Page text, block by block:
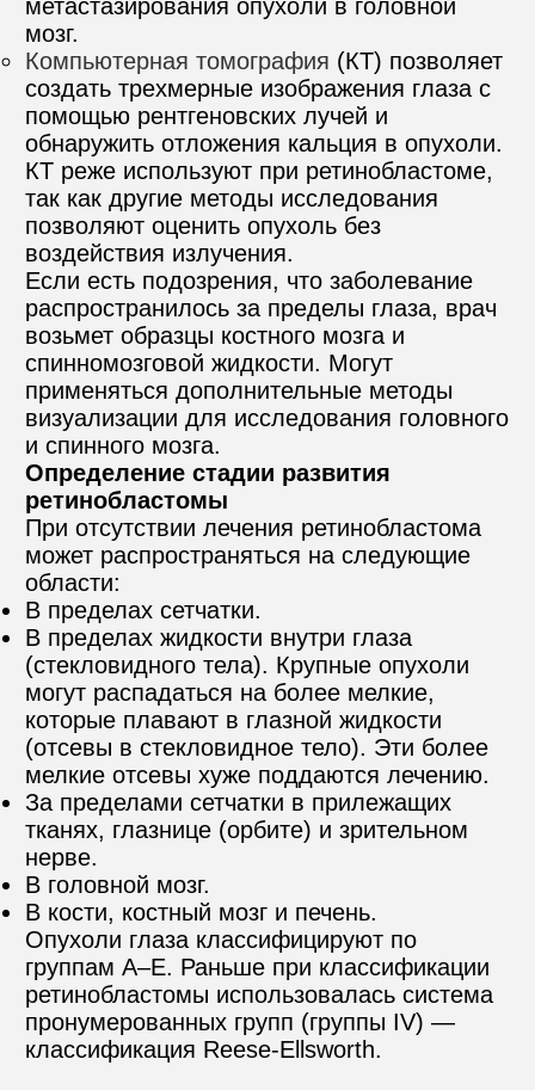
метастазирования опухоли в головной
мозг.
Компьютерная томография (КТ) позволяет
создать трехмерные изображения глаза с
помощью рентгеновских лучей и
обнаружить отложения кальция в опухоли.
КТ реже используют при ретинобластоме,
так как другие методы исследования
позволяют оценить опухоль без
воздействия излучения.
Если есть подозрения, что заболевание
распространилось за пределы глаза, врач
возьмет образцы костного мозга и
спинномозговой жидкости. Могут
применяться дополнительные методы
визуализации для исследования головного
и спинного мозга.
Определение стадии развития
ретинобластомы
При отсутствии лечения ретинобластома
может распространяться на следующие
области:
В пределах сетчатки.
В пределах жидкости внутри глаза
(стекловидного тела). Крупные опухоли
могут распадаться на более мелкие,
которые плавают в глазной жидкости
(отсевы в стекловидное тело). Эти более
мелкие отсевы хуже поддаются лечению.
За пределами сетчатки в прилежащих
тканях, глазнице (орбите) и зрительном
нерве.
В головной мозг.
В кости, костный мозг и печень.
Опухоли глаза классифицируют по
группам А–Е. Раньше при классификации
ретинобластомы использовалась система
пронумерованных групп (группы IV) —
классификация Reese-Ellsworth.